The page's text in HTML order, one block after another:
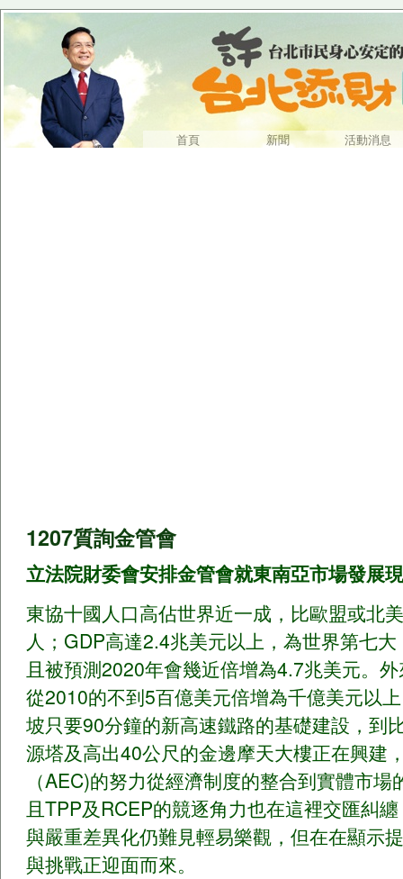
首頁 新聞 活動消息
1207質詢金管會
立法院財委會安排金管會就東南亞市場發展
東協十國人口高佔世界近一成，比歐盟或北
人；GDP高達2.4兆美元以上，為世界第七
且被預測2020年會幾近倍增為4.7兆美元。
從2010的不到5百億美元倍增為千億美元以
坡只要90分鐘的新高速鐵路的基礎建設，到
源塔及高出40公尺的金邊摩天大樓正在興建
（AEC)的努力從經濟制度的整合到實體市
且TPP及RCEP的競逐角力也在這裡交匯糾
與嚴重差異化仍難見輕易樂觀，但在在顯示
與挑戰正迎面而來。